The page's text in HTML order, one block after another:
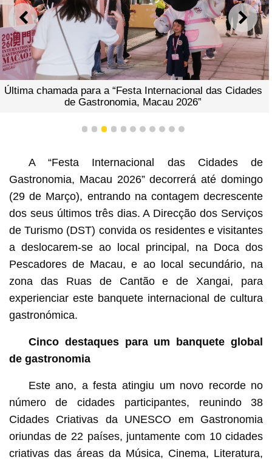
ANTERIOR
Última chamada para a “Festa Internacional das Cidades
de Gastronomia, Macau 2026”
1 2 3 4 5 6 7 8 9 1011
A “Festa Internacional das Cidades de
Gastronomia, Macau 2026” decorrerá até domingo
(29 de Março), entrando na contagem decrescente
dos seus últimos três dias. A Direcção dos Serviços
de Turismo (DST) convida os residentes e visitantes
a deslocarem-se ao local principal, na Doca dos
Pescadores de Macau, e ao local secundário, na
zona das Ruas de Cantão e de Xangai, para
experienciar este banquete internacional de cultura
gastronómica.
Cinco destaques para um banquete global
de gastronomia
Este ano, a festa atingiu um novo recorde no
número de cidades participantes, reunindo 38
Cidades Criativas da UNESCO em Gastronomia
oriundas de 22 países, juntamente com 10 cidades
criativas das áreas da Música, Cinema, Literatura,